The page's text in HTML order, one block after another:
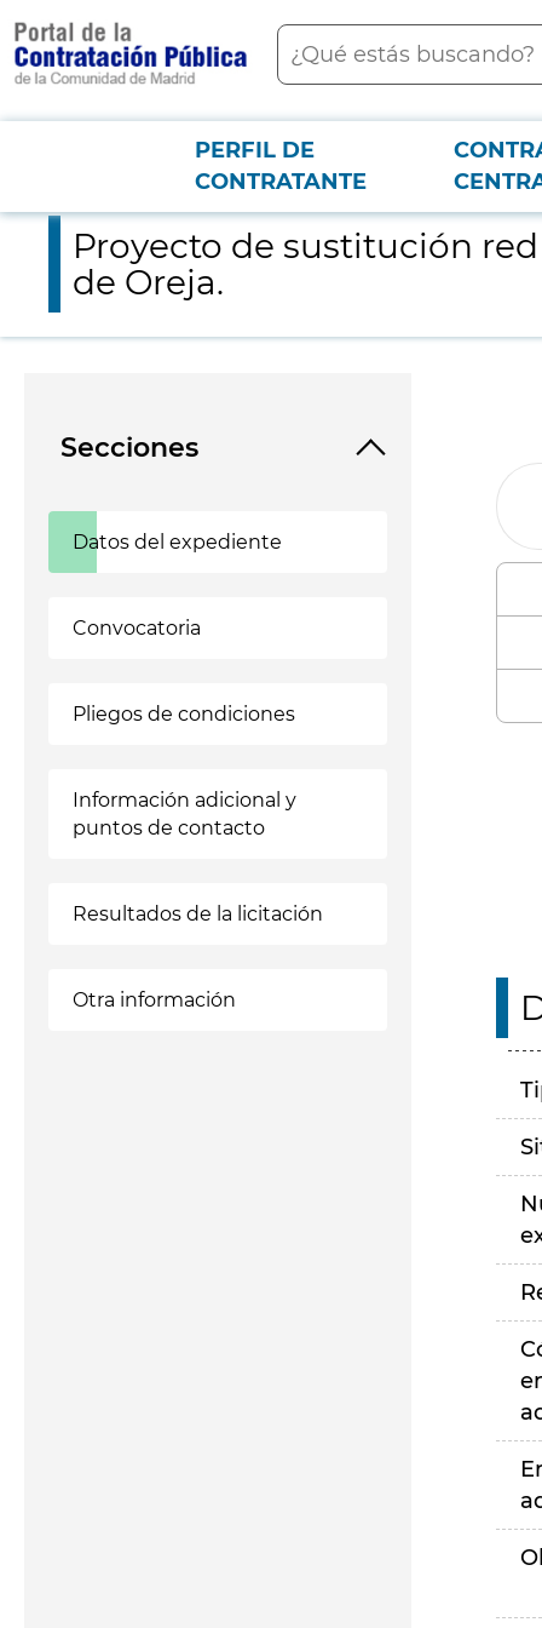
contenido
principal
Buscar
Menú PCON
PERFIL DE
CONTRATANTE
Proyecto de sustitución red gral. de saneamiento en
Proyecto de sustitución
de Oreja.
Secciones
Datos del expediente
Convocatoria
Pliegos de condiciones
Información adicional y
puntos de contacto
Resultados de la licitación
Otra información